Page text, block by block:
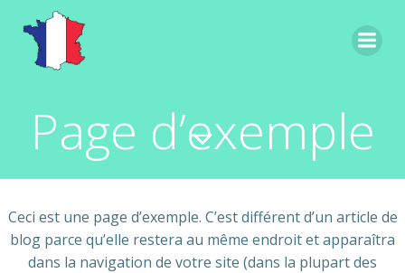
Page d’exemple
Ceci est une page d’exemple. C’est différent d’un article de
blog parce qu’elle restera au même endroit et apparaîtra
dans la navigation de votre site (dans la plupart des